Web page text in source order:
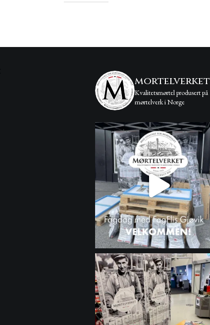
mortelverket
Kvalitetsmørtel produsert på
mørtelverk i Norge